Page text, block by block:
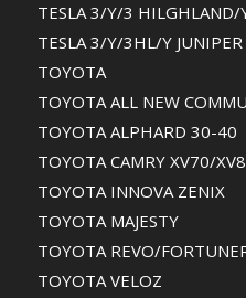
TESLA 3/Y/3 HILGHLAND/
TESLA 3/Y/3HL/Y JUNIPER
TOYOTA
TOYOTA ALL NEW
TOYOTA ALPHARD 30-40
TOYOTA CAMRY XV70/
TOYOTA INNOVA ZENIX
TOYOTA MAJESTY
TOYOTA REVO/
TOYOTA VELOZ